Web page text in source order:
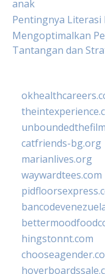
anak
Pentingnya Literasi
Mengoptimalkan
Tantangan dan
catfriends-bg.org
marianlives.org
waywardtees.com
hingstonnt.com